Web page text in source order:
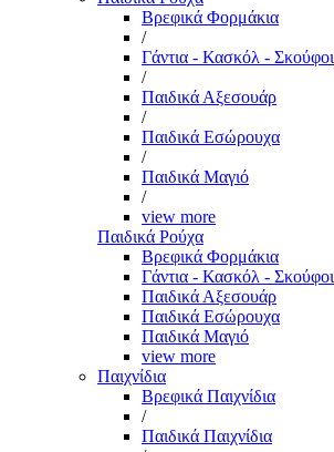
Βρεφικά Φορμάκια
/
Γάντια - Κασκόλ - Σκούφοι
/
Παιδικά Αξεσουάρ
/
Παιδικά Εσώρουχα
/
Παιδικά Μαγιό
/
view more
Παιδικά Ρούχα
Βρεφικά Φορμάκια
Γάντια - Κασκόλ - Σκούφοι
Παιδικά Αξεσουάρ
Παιδικά Εσώρουχα
Παιδικά Μαγιό
view more
Παιχνίδια
Βρεφικά Παιχνίδια
/
Παιδικά Παιχνίδια